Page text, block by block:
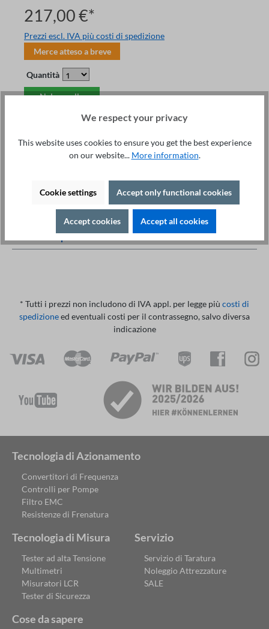
217,00 €*
Prezzi escl. IVA più costi di spedizione
Merce atteso a breve
Quantità
Nel carrello
Dettagli Servizio tecnico +49 421 277 9999
Stampa
Descrizione
Di più
* Tutti i prezzi non includono di IVA appl. per legge più costi di
spedizioneed eventuali costi per il contrassegno, salvo diversa
indicazione
Tecnologia di Azionamento
Convertitori di Frequenza
Controlli per Pompe
Filtro EMC
Resistenze di Frenatura
Tecnologia di Misura
Tester ad alta Tensione
Multimetri
Misuratori LCR
Tester di Sicurezza
Servizio
Servizio di Taratura
Noleggio Attrezzature
SALE
Cose da sapere
We respect your privacy
This website uses cookies to ensure you get the best experience
on our website... More information.
Cookie settings Accept only functional cookies
Accept cookies Accept all cookies